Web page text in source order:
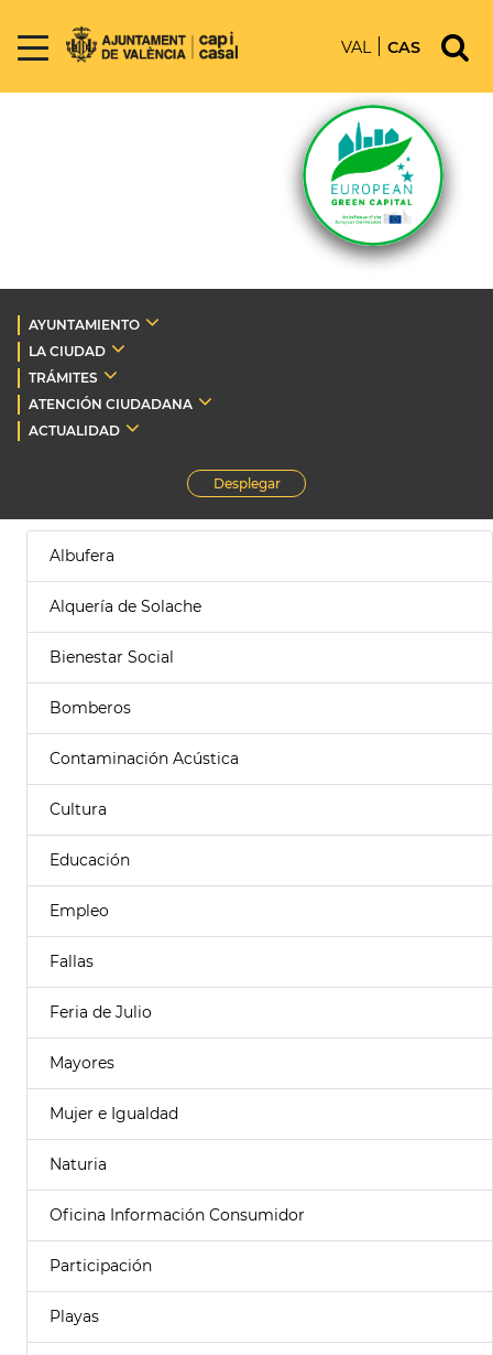
VAL CAS
AYUNTAMIENTO
LA CIUDAD
TRÁMITES
ATENCIÓN CIUDADANA
ACTUALIDAD
Desplegar
Albufera
Alquería de Solache
Bienestar Social
Bomberos
Contaminación Acústica
Cultura
Educación
Empleo
Fallas
Feria de Julio
Mayores
Mujer e Igualdad
Naturia
Oficina Información Consumidor
Participación
Playas